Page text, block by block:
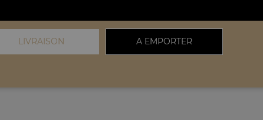
LIVRAISON A EMPORTER